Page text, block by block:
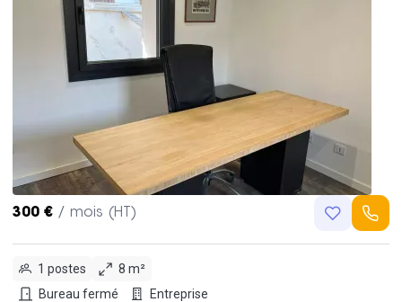
300 € / mois (HT)
1 postes
8 m²
Bureau fermé
Entreprise